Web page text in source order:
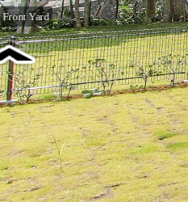
■外観：Exterior
Yard